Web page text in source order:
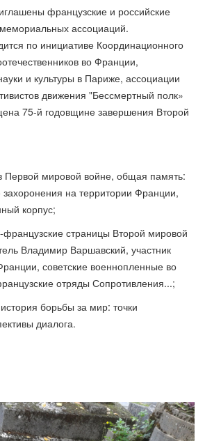
французские и российские
ассоциаций.
по инициативе Координационного
во Франции,
и культуры в Париже, ассоциации
движения "Бессмертный полк»
75-й годовщине завершения Второй
Первой мировой войне, общая память:
захоронения на территории Франции,
корпус;
французские страницы Второй мировой
Владимир Варшавский, участник
советские военнопленные во
отряды Сопротивления...;
борьбы за мир: точки
диалога.